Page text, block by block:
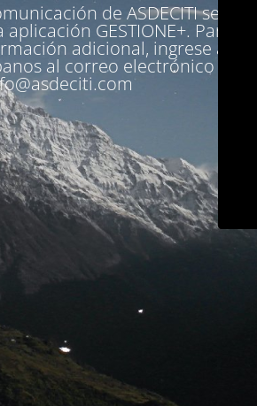
de ASDECITI se ha
aplicación GESTIONE+. Para
adicional, ingrese a la
al correo electrónico